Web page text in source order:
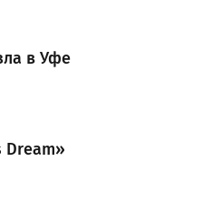
в Уфе
Dream»